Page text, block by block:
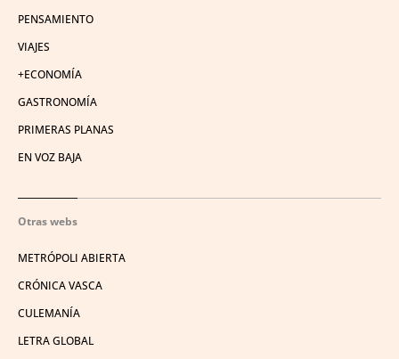
PENSAMIENTO
VIAJES
+ECONOMÍA
GASTRONOMÍA
PRIMERAS PLANAS
EN VOZ BAJA
Otras webs
METRÓPOLI ABIERTA
CRÓNICA VASCA
CULEMANÍA
LETRA GLOBAL